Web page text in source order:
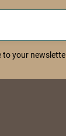
to your